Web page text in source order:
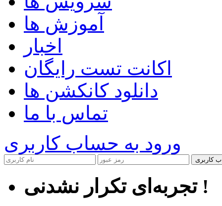
آموزش ها
اخبار
اکانت تست رایگان
دانلود کانکشن ها
تماس با ما
ورود به حساب کاربری
کاربری
تجربه‌ای تکرار نشدنی !